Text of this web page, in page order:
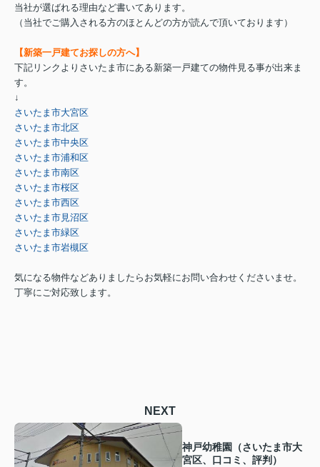
当社が選ばれる理由など書いてあります。
（当社でご購入される方のほとんどの方が読んで頂いております）
【新築一戸建てお探しの方へ】
下記リンクよりさいたま市にある新築一戸建ての物件見る事が出来ま
す。
↓
さいたま市大宮区
さいたま市北区
さいたま市中央区
さいたま市浦和区
さいたま市南区
さいたま市桜区
さいたま市西区
さいたま市見沼区
さいたま市緑区
さいたま市岩槻区
気になる物件などありましたらお気軽にお問い合わせくださいませ。
丁寧にご対応致します。
NEXT
神戸幼稚園（さいたま市大
宮区、口コミ、評判）